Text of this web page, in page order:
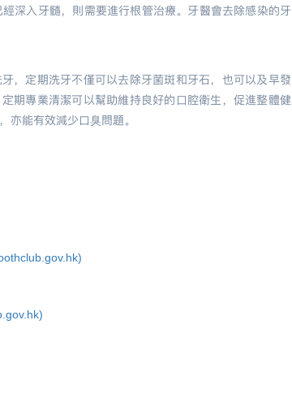
深入牙髓，則需要進行根管治療。牙醫會去除感染的牙
，定期洗牙不僅可以去除牙菌斑和牙石，也可以及早發
期專業清潔可以幫助維持良好的口腔衛生，促進整體健
亦能有效減少口臭問題。